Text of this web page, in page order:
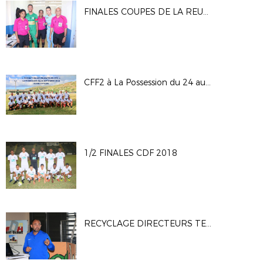
FINALES COUPES DE LA REUNION (L. RAMBAUD) & D. SAUGER 2018
CFF2 à La Possession du 24 au 28 septembre 2018
1/2 FINALES CDF 2018
RECYCLAGE DIRECTEURS TECHNIQUES - 15/09/2018